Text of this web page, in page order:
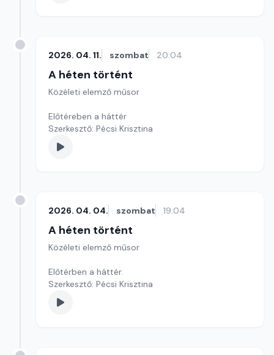
2026. 04. 11. szombat 20:04
A héten történt
Közéleti elemző műsor
Előtéreben a háttér
Szerkesztő: Pécsi Krisztina
2026. 04. 04. szombat 19:04
A héten történt
Közéleti elemző műsor
Előtérben a háttér.
Szerkesztő: Pécsi Krisztina